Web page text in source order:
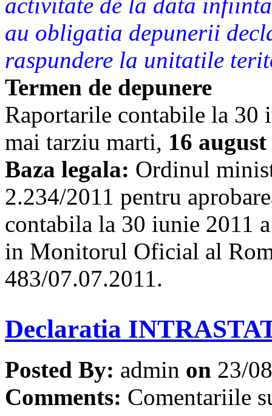
activitate de la data
au obligatia depunerii
raspundere la unitatile
Termen de depunere
Raportarile contabile la 30
mai tarziu marti, 16
Baza legala: Ordinul
2.234/2011 pentru
contabila la 30 iunie 2011
in Monitorul Oficial al
483/07.07.2011.
Declaratia
Posted By: admin on 23/
Comments: Comentariile